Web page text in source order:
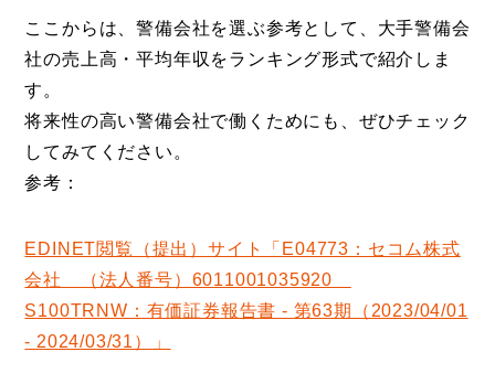
ここからは、警備会社を選ぶ参考として、大手警備会
社の売上高・平均年収をランキング形式で紹介しま
す。
将来性の高い警備会社で働くためにも、ぜひチェック
してみてください。
参考：
EDINET閲覧（提出）サイト「E04773：セコム株式
会社 （法人番号）6011001035920
S100TRNW：有価証券報告書 ‐ 第63期（2023/04/01
‐ 2024/03/31）」